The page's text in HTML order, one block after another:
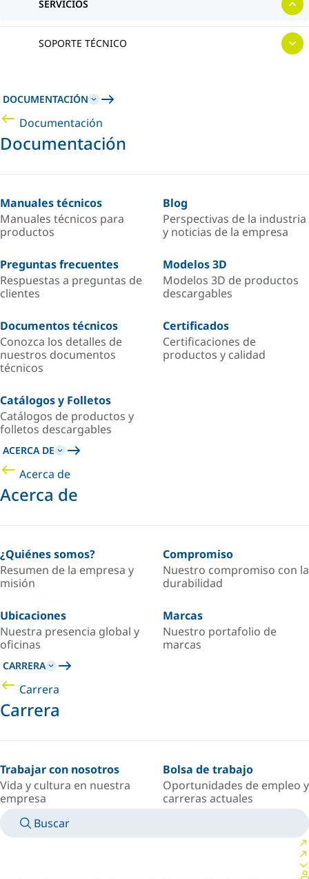
SERVICIOS
SOPORTE TÉCNICO
DOCUMENTACIÓN
Documentación
Documentación
Manuales técnicos
Manuales técnicos para
productos
Blog
Perspectivas de la industria
y noticias de la empresa
Preguntas frecuentes
Respuestas a preguntas de
clientes
Modelos 3D
Modelos 3D de productos
descargables
Documentos técnicos
Conozca los detalles de
nuestros documentos
técnicos
Certificados
Certificaciones de
productos y calidad
Catálogos y Folletos
Catálogos de productos y
folletos descargables
ACERCA DE
Acerca de
Acerca de
¿Quiénes somos?
Resumen de la empresa y
misión
Compromiso
Nuestro compromiso con la
durabilidad
Ubicaciones
Nuestra presencia global y
oficinas
Marcas
Nuestro portafolio de
marcas
CARRERA
Carrera
Carrera
Trabajar con nosotros
Vida y cultura en nuestra
empresa
Bolsa de trabajo
Oportunidades de empleo y
carreras actuales
Buscar